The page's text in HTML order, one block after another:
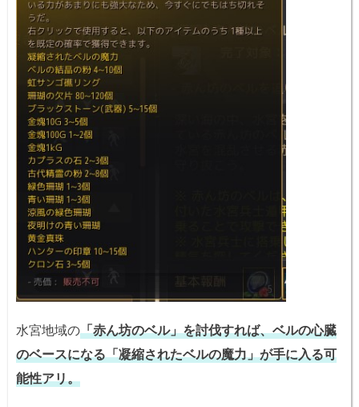
水宮地域の「赤ん坊のベル」を討伐すれば、ベルの心臓
のベースになる「凝縮されたベルの魔力」が手に入る可
能性アリ。